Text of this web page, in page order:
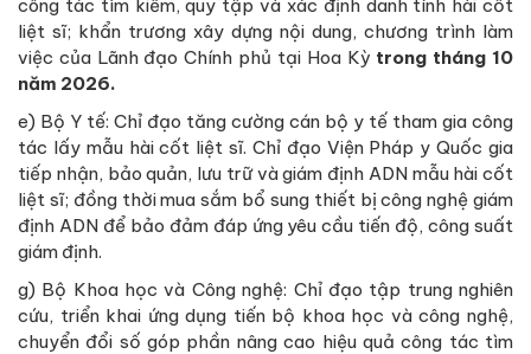
công tác tìm kiếm, quy tập và xác định danh tính hài cốt
liệt sĩ; khẩn trương xây dựng nội dung, chương trình làm
việc của Lãnh đạo Chính phủ tại Hoa Kỳ trong tháng 10
năm 2026.
e) Bộ Y tế: Chỉ đạo tăng cường cán bộ y tế tham gia công
tác lấy mẫu hài cốt liệt sĩ. Chỉ đạo Viện Pháp y Quốc gia
tiếp nhận, bảo quản, lưu trữ và giám định ADN mẫu hài cốt
liệt sĩ; đồng thời mua sắm bổ sung thiết bị công nghệ giám
định ADN để bảo đảm đáp ứng yêu cầu tiến độ, công suất
giám định.
g) Bộ Khoa học và Công nghệ: Chỉ đạo tập trung nghiên
cứu, triển khai ứng dụng tiến bộ khoa học và công nghệ,
chuyển đổi số góp phần nâng cao hiệu quả công tác tìm